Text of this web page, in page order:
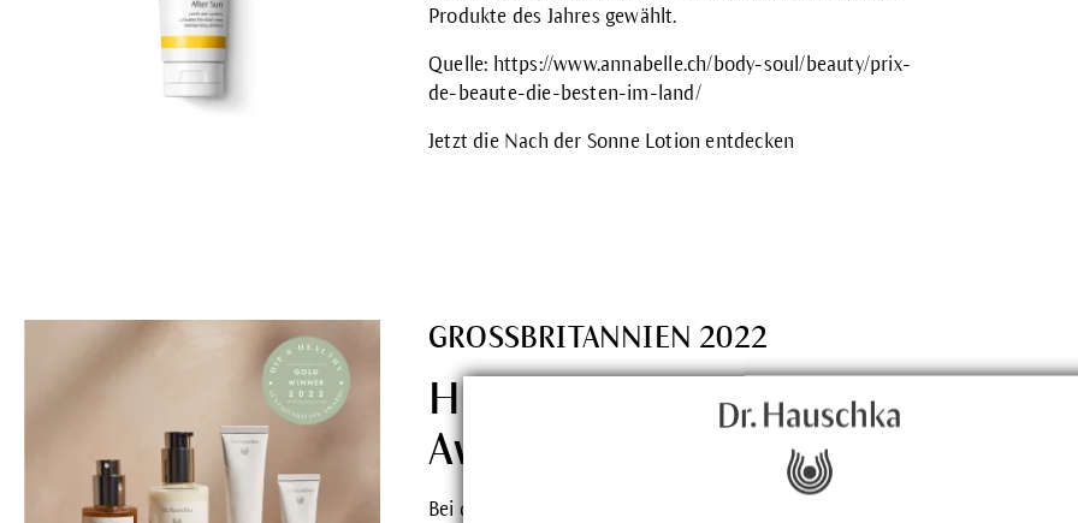
Produkte des Jahres gewählt.
Quelle: https://www.annabelle.ch/body-soul/beauty/prix-
de-beaute-die-besten-im-land/
Jetzt die Nach der Sonne Lotion entdecken
GROSSBRITANNIEN 2022
Hip and Healthy Beauty
Awards.
Bei den britischen „Hip and Healthy Beauty Awards“